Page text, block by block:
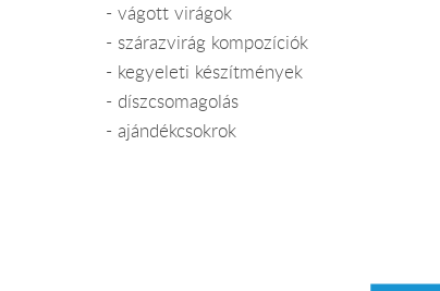
- vágott virágok
- szárazvirág kompozíciók
- kegyeleti készítmények
- díszcsomagolás
- ajándékcsokrok